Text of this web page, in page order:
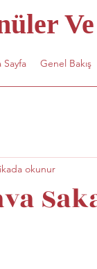
Sayfa Genel Bakış
okunur